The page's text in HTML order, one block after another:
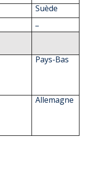
Suède
Pays-Bas
Allemagne